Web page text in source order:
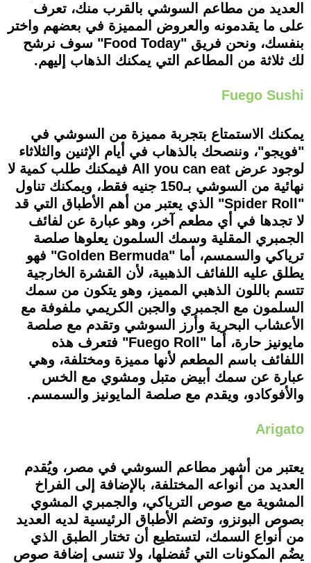
العديد من مطاعم السوشي بالقرب منك، تعرف
على ما يقدمونه والعروض المميزة في بعضهم واختر
بنفسك، ونحن فريق "Food Today" سوف نرشح
لك ثلاثة من المطاعم التي يمكنك الذهاب إليهم.
Fuego Sushi
يمكنك الاستمتاع بتجربة مميزة من السوشي في
"فويجو"، وننصحك بالذهاب في أيام الإثنين والثلاثاء
لوجود عرض All you can eat فيمكنك طلب كمية لا
نهائية من السوشي بـ150 جنيه فقط، ويمكنك تناول
"Spider Roll" الذي يعتبر من أهم الأطباق التي قد
لا تجدها في أي مطعم آخر، وهو عبارة عن لفائف
الجمبري المقلية وسمك السلمون يعلوها صلصة
ترياكي والسمسم، أما "Golden Bermuda" فهو
يطلق عليه اللفائف الذهبية، لأن القشرة الخارجية
تتسم باللون الذهبي المميز، وهو يتكون من سمك
السلمون مع الجمبري والجبن الكريمي ملفوفة مع
الأعشاب البحرية وأرز السوشي وتقدم مع صلصة
مايونيز حارة، أما "Fuego Roll" فتعرف هذه
اللفائف باسم المطعم لأنها مميزة ومختلفة، وهي
عبارة عن سمك أبيض متبل ومشوي مع الخس
والأفوكادو، ويقدم مع صلصة المايونيز والسمسم.
Arigato
يعتبر من أشهر مطاعم السوشي في مصر، ويُقدم
العديد من أنواعه المختلفة، بالإضافة إلى الفراخ
المشوية مع صوص الترياكي، والجمبري المشوي
بصوص البونزو، وتضم الأطباق الرئيسية لديه العديد
من أنواع السمك، لتستطيع أن تختار الطبق الذي
يضُم المكونات التي تُفضلها، ولا تنسى إضافة صوص